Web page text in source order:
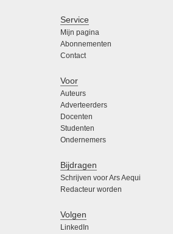
Service
Mijn pagina
Abonnementen
Contact
Voor
Auteurs
Adverteerders
Docenten
Studenten
Ondernemers
Bijdragen
Schrijven voor Ars Aequi
Redacteur worden
Volgen
LinkedIn